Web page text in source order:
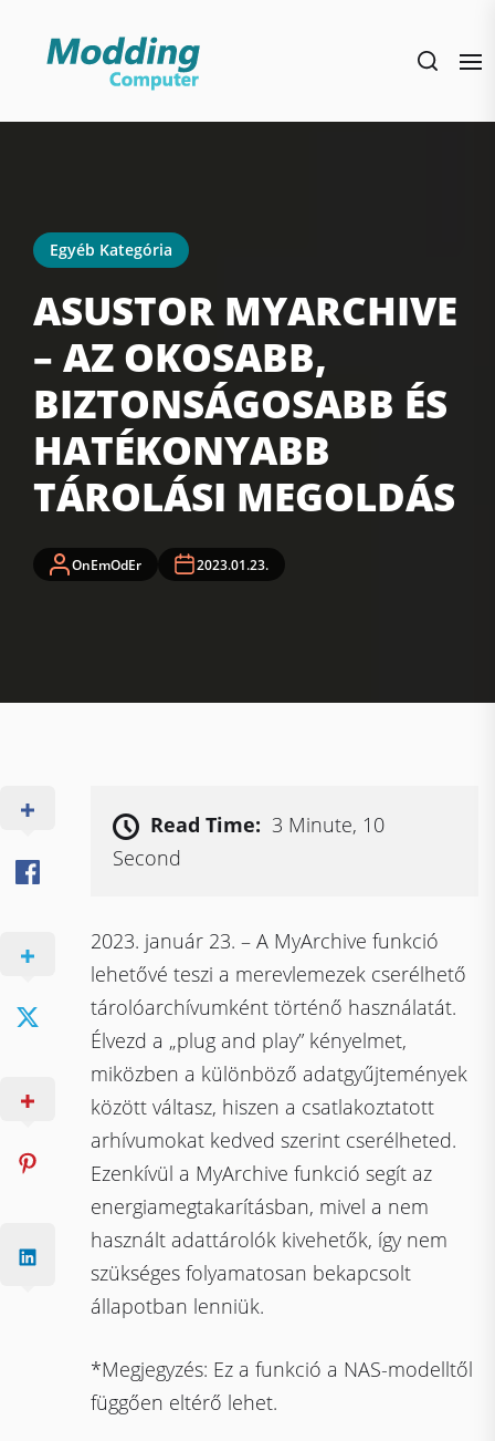
Egyéb Kategória
ASUSTOR MYARCHIVE
– AZ OKOSABB,
BIZTONSÁGOSABB ÉS
HATÉKONYABB
TÁROLÁSI MEGOLDÁS
OnEmOdEr 2023.01.23.
Read Time: 3 Minute, 10
Second
2023. január 23. – A MyArchive funkció
lehetővé teszi a merevlemezek cserélhető
tárolóarchívumként történő használatát.
Élvezd a „plug and play” kényelmet,
miközben a különböző adatgyűjtemények
között váltasz, hiszen a csatlakoztatott
arhívumokat kedved szerint cserélheted.
Ezenkívül a MyArchive funkció segít az
energiamegtakarításban, mivel a nem
használt adattárolók kivehetők, így nem
szükséges folyamatosan bekapcsolt
állapotban lenniük.
*Megjegyzés: Ez a funkció a NAS-modelltől
függően eltérő lehet.